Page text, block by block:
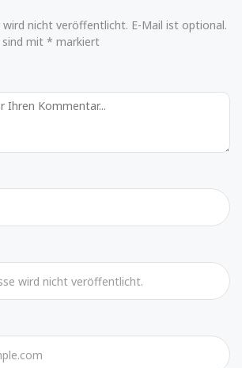
wird nicht veröffentlicht. E-Mail ist optional.
sind mit * markiert